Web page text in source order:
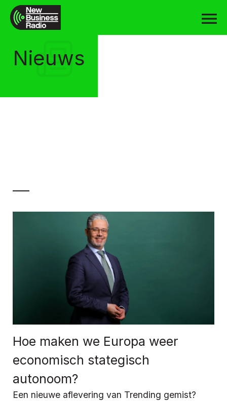
Nieuws
Hoe maken we Europa weer
economisch stategisch
autonoom?
Een nieuwe aflevering van Trending gemist?